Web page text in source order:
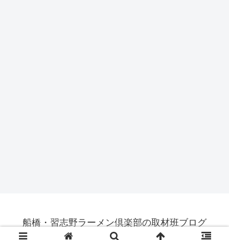
船橋・習志野ラーメン倶楽部の取材班ブログ
© 2015-2026 船橋・習志野ラーメン倶楽部の取材班ブログ.